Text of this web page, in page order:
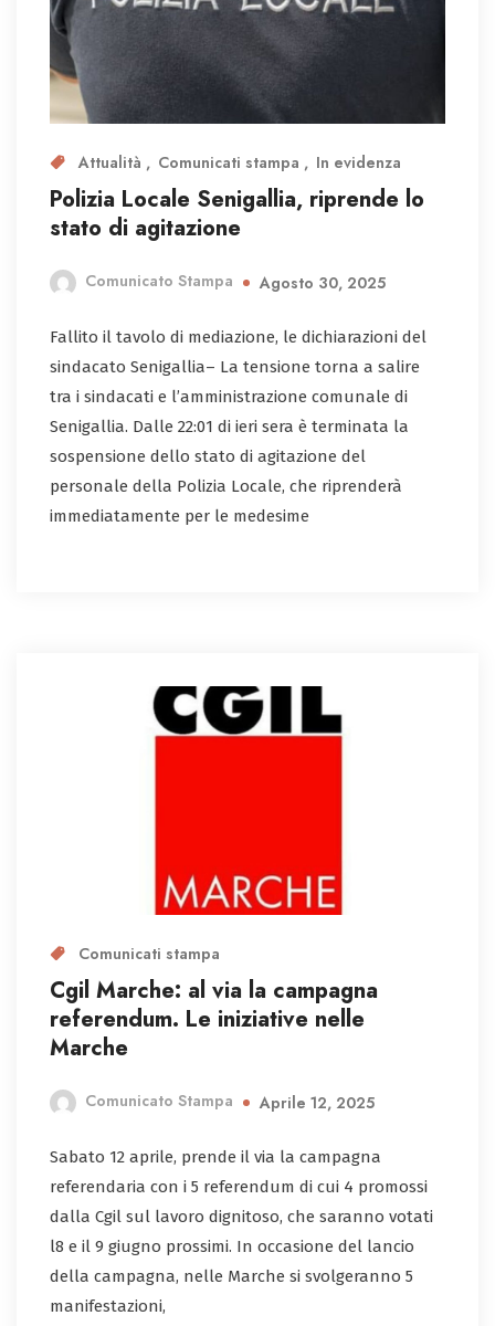
Attualità Comunicati stampa In evidenza
Polizia Locale Senigallia, riprende lo
stato di agitazione
Comunicato Stampa Agosto 30, 2025
Fallito il tavolo di mediazione, le dichiarazioni del
sindacato Senigallia– La tensione torna a salire
tra i sindacati e l’amministrazione comunale di
Senigallia. Dalle 22:01 di ieri sera è terminata la
sospensione dello stato di agitazione del
personale della Polizia Locale, che riprenderà
immediatamente per le medesime
Comunicati stampa
Cgil Marche: al via la campagna
referendum. Le iniziative nelle
Marche
Comunicato Stampa Aprile 12, 2025
Sabato 12 aprile, prende il via la campagna
referendaria con i 5 referendum di cui 4 promossi
dalla Cgil sul lavoro dignitoso, che saranno votati
l8 e il 9 giugno prossimi. In occasione del lancio
della campagna, nelle Marche si svolgeranno 5
manifestazioni,